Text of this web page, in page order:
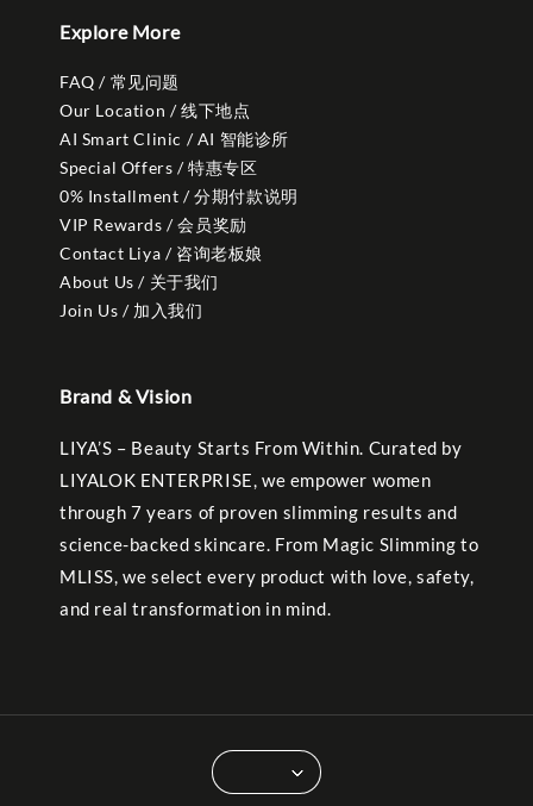
Explore More
FAQ / 常见问题
Our Location / 线下地点
AI Smart Clinic / AI 智能诊所
Special Offers / 特惠专区
0% Installment / 分期付款说明
VIP Rewards / 会员奖励
Contact Liya / 咨询老板娘
About Us / 关于我们
Join Us / 加入我们
Brand & Vision
LIYA’S – Beauty Starts From Within. Curated by
LIYALOK ENTERPRISE, we empower women
through 7 years of proven slimming results and
science-backed skincare. From Magic Slimming to
MLISS, we select every product with love, safety,
and real transformation in mind.